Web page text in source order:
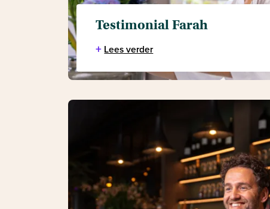
Testimonial Farah
+ Lees verder